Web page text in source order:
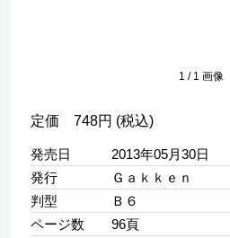
1 / 1 画像
定価 748円 (税込)
発売日
2013年05月30日
発行
Ｇａｋｋｅｎ
判型
Ｂ６
ページ数
96頁